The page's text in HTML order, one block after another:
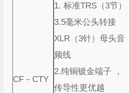
CF－CTY
1. 标准TRS（3节）
3.5毫米公头转接
XLR（3针）母头音
频线
2.纯铜镀金端子 ，
传导性更优越